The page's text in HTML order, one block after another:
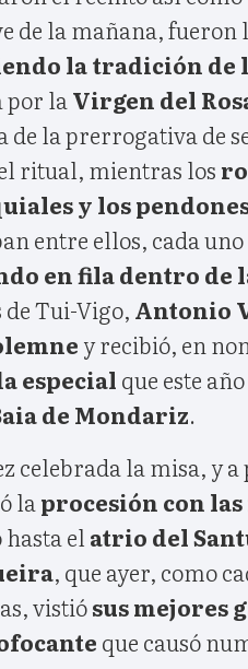
de la mañana,
la tradición de
por laVirgen del
de la prerrogativa de
ritual, mientras los
y los
entre ellos, cada
en fila dentro de
de Tui-Vigo,Antonio
y recibió, en
especial que este
de Mondariz.
celebrada la misa, y a
laprocesión con
el atrio del
, que ayer, como
vistiósus mejores
que causó